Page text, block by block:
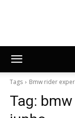
Tags Bmw rider
Tag: